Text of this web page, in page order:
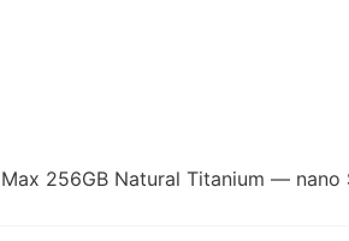
256GB Natural Titanium — nano